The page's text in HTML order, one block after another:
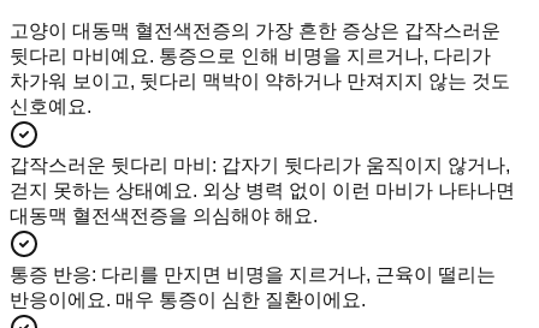
고양이 대동맥 혈전색전증의 가장 흔한 증상은 갑작스러운
뒷다리 마비예요. 통증으로 인해 비명을 지르거나, 다리가
차가워 보이고, 뒷다리 맥박이 약하거나 만져지지 않는 것도
신호예요.
갑작스러운 뒷다리 마비 : 갑자기 뒷다리가 움직이지 않거나,
걷지 못하는 상태예요. 외상 병력 없이 이런 마비가 나타나면
대동맥 혈전색전증을 의심해야 해요.
통증 반응: 다리를 만지면 비명을 지르거나, 근육이 떨리는
반응이에요. 매우 통증이 심한 질환이에요.